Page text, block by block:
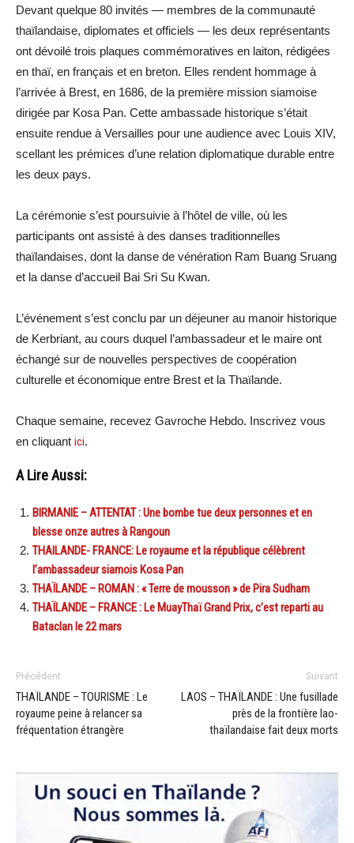
Devant quelque 80 invités — membres de la communauté
thaïlandaise, diplomates et officiels — les deux représentants
ont dévoilé trois plaques commémoratives en laiton, rédigées
en thaï, en français et en breton. Elles rendent hommage à
l’arrivée à Brest, en 1686, de la première mission siamoise
dirigée par Kosa Pan. Cette ambassade historique s’était
ensuite rendue à Versailles pour une audience avec Louis XIV,
scellant les prémices d’une relation diplomatique durable entre
les deux pays.
La cérémonie s’est poursuivie à l’hôtel de ville, où les
participants ont assisté à des danses traditionnelles
thaïlandaises, dont la danse de vénération Ram Buang Sruang
et la danse d’accueil Bai Sri Su Kwan.
L’événement s’est conclu par un déjeuner au manoir historique
de Kerbriant, au cours duquel l’ambassadeur et le maire ont
échangé sur de nouvelles perspectives de coopération
culturelle et économique entre Brest et la Thaïlande.
Chaque semaine, recevez Gavroche Hebdo. Inscrivez vous
en cliquant ici.
A Lire Aussi:
BIRMANIE – ATTENTAT : Une bombe tue deux personnes et en
blesse onze autres à Rangoun
THAILANDE- FRANCE: Le royaume et la république célèbrent
l’ambassadeur siamois Kosa Pan
THAÏLANDE – ROMAN : « Terre de mousson » de Pira Sudham
THAÏLANDE – FRANCE : Le MuayThaï Grand Prix, c’est reparti au
Bataclan le 22 mars
Précédent
THAÏLANDE – TOURISME : Le
royaume peine à relancer sa
fréquentation étrangère
Suivant
LAOS – THAÏLANDE : Une fusillade
près de la frontière lao-
thaïlandaise fait deux morts